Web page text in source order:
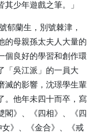
其少年遊戲之筆。」
郁蘭生，別號棘津，
的母親孫太夫人大量的
個良好的學習和創作環
「吳江派」的一員大
滅的影響，沈璟學生輩
。他年未四十而卒，寫
閣》、《四相》、《四
》、《金合》、《戒